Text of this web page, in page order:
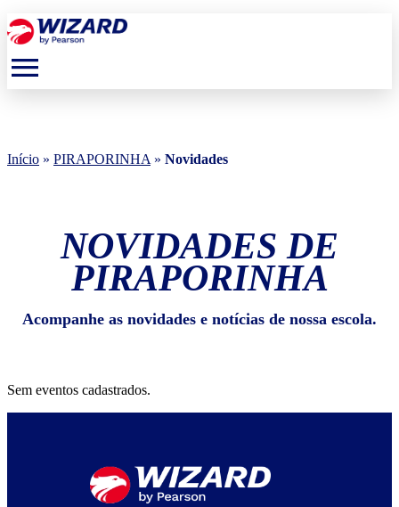
menu
Início » PIRAPORINHA » Novidades
NOVIDADES DE
PIRAPORINHA
Acompanhe as novidades e notícias de nossa escola.
Sem eventos cadastrados.